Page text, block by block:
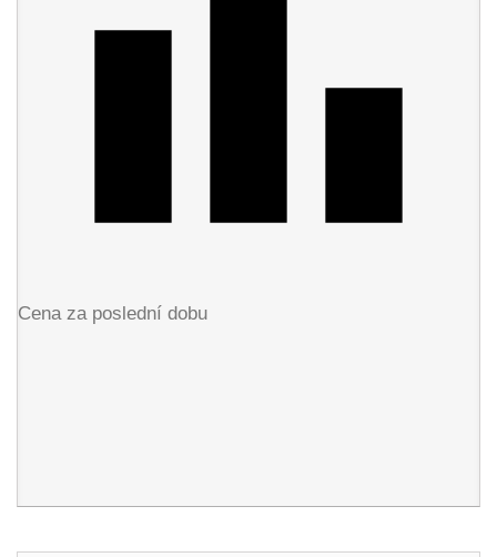
Cena za poslední dobu